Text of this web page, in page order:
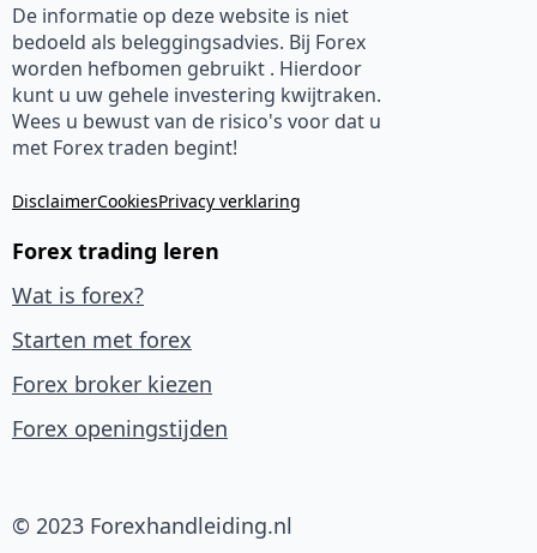
De informatie op deze website is niet
bedoeld als beleggingsadvies. Bij Forex
worden hefbomen gebruikt . Hierdoor
kunt u uw gehele investering kwijtraken.
Wees u bewust van de risico's voor dat u
met Forex traden begint!
DisclaimerCookiesPrivacy verklaring
Forex trading leren
Wat is forex?
Starten met forex
Forex broker kiezen
Forex openingstijden
© 2023 Forexhandleiding.nl